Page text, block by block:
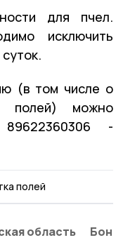
для пчел.
исключить
(в том числе о
полей) можно
-
полей
область